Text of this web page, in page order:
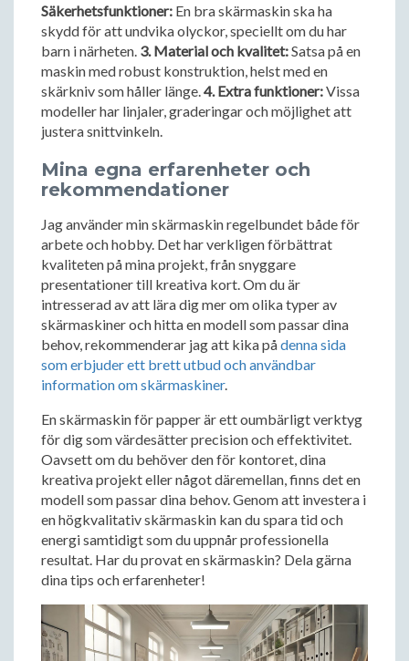
Säkerhetsfunktioner: En bra skärmaskin ska ha
skydd för att undvika olyckor, speciellt om du har
barn i närheten. 3. Material och kvalitet:Satsa på en
maskin med robust konstruktion, helst med en
skärkniv som håller länge.4. Extra funktioner:Vissa
modeller har linjaler, graderingar och möjlighet att
justera snittvinkeln.
Mina egna erfarenheter och
rekommendationer
Jag använder min skärmaskin regelbundet både för
arbete och hobby. Det har verkligen förbättrat
kvaliteten på mina projekt, från snyggare
presentationer till kreativa kort. Om du är
intresserad av att lära dig mer om olika typer av
skärmaskiner och hitta en modell som passar dina
behov, rekommenderar jag att kika pådenna sida
som erbjuder ett brett utbud och användbar
information om skärmaskiner.
En skärmaskin för papper är ett oumbärligt verktyg
för dig som värdesätter precision och effektivitet.
Oavsett om du behöver den för kontoret, dina
kreativa projekt eller något däremellan, finns det en
modell som passar dina behov. Genom att investera i
en högkvalitativ skärmaskin kan du spara tid och
energi samtidigt som du uppnår professionella
resultat. Har du provat en skärmaskin? Dela gärna
dina tips och erfarenheter!